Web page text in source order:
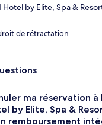
Hotel by Elite, Spa &
de rétractation
ma réservation
by Elite, Spa &
remboursement